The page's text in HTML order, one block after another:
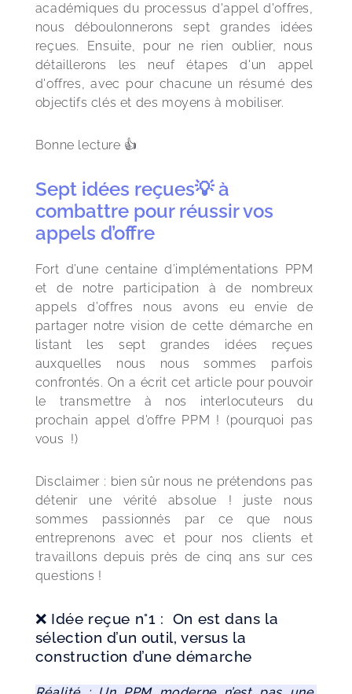
académiques du processus d'appel d'offres,
nous déboulonnerons sept grandes idées
reçues. Ensuite, pour ne rien oublier, nous
détaillerons les neuf étapes d'un appel
d'offres, avec pour chacune un résumé des
objectifs clés et des moyens à mobiliser.
Bonne lecture 👍
Sept idées reçues💡 à
combattre pour réussir vos
appels d’offre
Fort d’une centaine d’implémentations PPM
et de notre participation à de nombreux
appels d’offres nous avons eu envie de
partager notre vision de cette démarche en
listant les sept grandes idées reçues
auxquelles nous nous sommes parfois
confrontés. On a écrit cet article pour pouvoir
le transmettre à nos interlocuteurs du
prochain appel d’offre PPM ! (pourquoi pas
vous  !)
Disclaimer : bien sûr nous ne prétendons pas
détenir une vérité absolue ! juste nous
sommes passionnés par ce que nous
entreprenons avec et pour nos clients et
travaillons depuis près de cinq ans sur ces
questions !
❌ Idée reçue n°1 : On est dans la
sélection d’un outil, versus la
construction d’une démarche